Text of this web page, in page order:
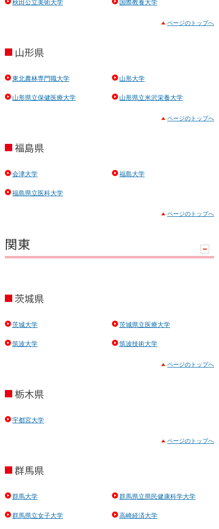
秋田公立美術大学 国際教養大学
ページのトップへ
山形県
東北農林専門職大学 山形大学
山形県立保健医療大学 山形県立米沢栄養大学
ページのトップへ
福島県
会津大学 福島大学
福島県立医科大学
ページのトップへ
関東
ン
茨城県
茨城大学 茨城県立医療大学
筑波大学 筑波技術大学
ページのトップへ
栃木県
宇都宮大学
ページのトップへ
群馬県
群馬大学 群馬県立県民健康科学大学
群馬県立女子大学 高崎経済大学